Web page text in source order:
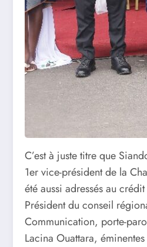
C’est à juste titre que
1er vice-président de la
été aussi adressés au
Président du conseil
Communication, porte-
Lacina Ouattara,